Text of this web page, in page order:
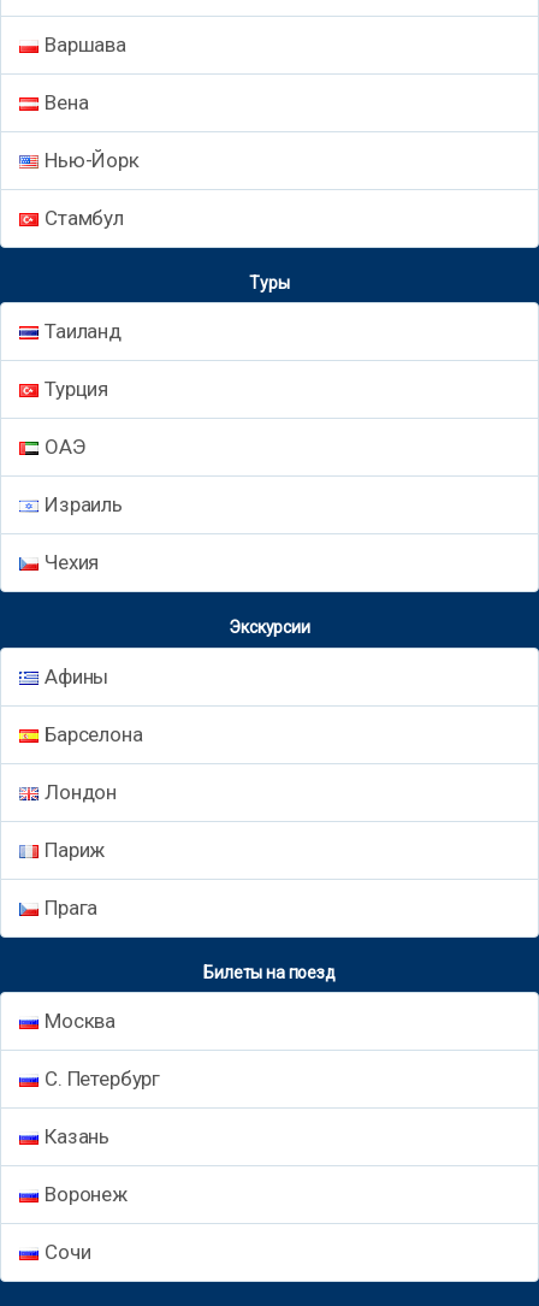
Варшава
Вена
Нью-Йорк
Стамбул
Туры
Таиланд
Турция
ОАЭ
Израиль
Чехия
Экскурсии
Афины
Барселона
Лондон
Париж
Прага
Билеты на поезд
Москва
С. Петербург
Казань
Воронеж
Сочи